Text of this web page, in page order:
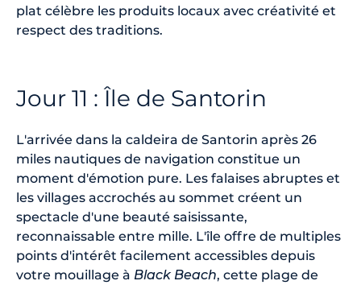
plat célèbre les produits locaux avec créativité et
respect des traditions.
Jour 11 : Île de Santorin
L'arrivée dans la caldeira de Santorin après 26
miles nautiques de navigation constitue un
moment d'émotion pure. Les falaises abruptes et
les villages accrochés au sommet créent un
spectacle d'une beauté saisissante,
reconnaissable entre mille. L'île offre de multiples
points d'intérêt facilement accessibles depuis
votre mouillage à Black Beach, cette plage de